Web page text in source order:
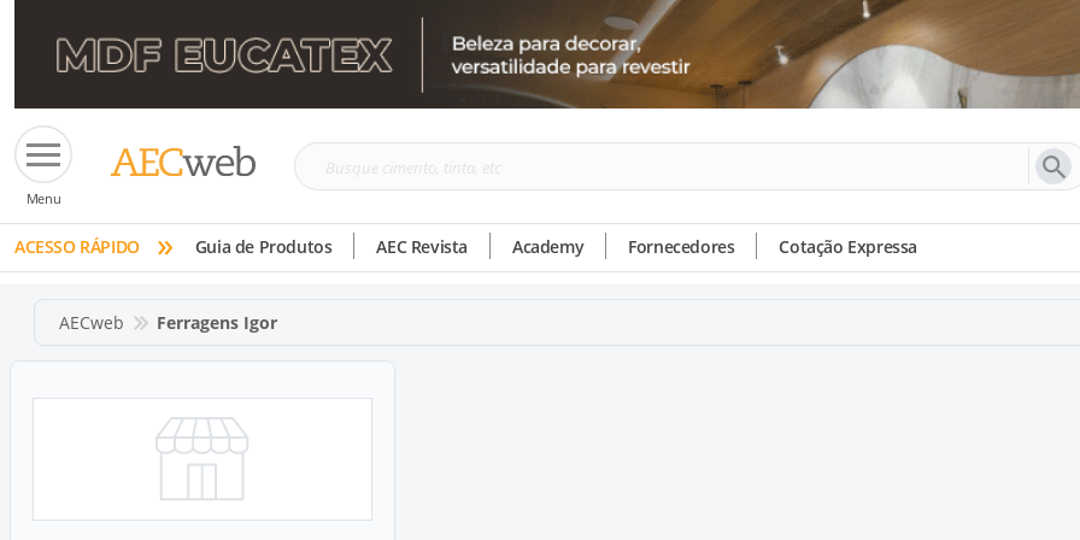
Menu
Busque
tinta,
etc
ACESSO RÁPIDO » Guia de Produtos AEC Revista Academy Fornecedores Cotação Expressa
AECweb Ferragens Igor